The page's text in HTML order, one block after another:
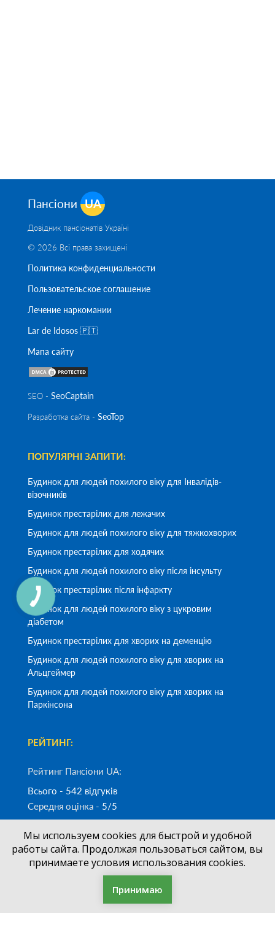
Пансіони UA
Довідник пансіонатів Україні
© 2026 Всі права захищені
Политика конфиденциальности
Пользовательское соглашение
Лечение наркомании
Lar de Idosos 🇵🇹
Мапа сайту
SEO - SeoСaptain
Разработка сайта - SeoTop
ПОПУЛЯРНІ ЗАПИТИ:
Будинок для людей похилого віку для Інвалідів-
візочників
Будинок престарілих для лежачих
Будинок для людей похилого віку для тяжкохворих
Будинок престарілих для ходячих
Будинок для людей похилого віку після інсульту
Будинок престарілих після інфаркту
Будинок для людей похилого віку з цукровим
діабетом
Будинок престарілих для хворих на деменцію
Будинок для людей похилого віку для хворих на
Альцгеймер
Будинок для людей похилого віку для хворих на
Паркінсона
РЕЙТИНГ:
Рейтинг Пансіони UA:
Всього - 542 відгуків
Середня оцінка - 5/5
Замовити дзвінок
700-33-83
Мы используем cookies для быстрой и удобной
работы сайта. Продолжая пользоваться сайтом, вы
принимаете условия использования cookies.
Принимаю